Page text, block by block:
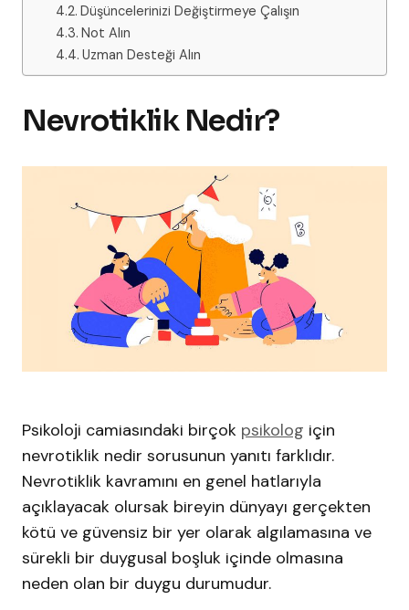
Düşüncelerinizi Değiştirmeye Çalışın
Not Alın
Uzman Desteği Alın
Nevrotiklik Nedir?
Psikoloji camiasındaki birçok psikolog için
nevrotiklik nedir sorusunun yanıtı farklıdır.
Nevrotiklik kavramını en genel hatlarıyla
açıklayacak olursak bireyin dünyayı gerçekten
kötü ve güvensiz bir yer olarak algılamasına ve
sürekli bir duygusal boşluk içinde olmasına
neden olan bir duygu durumudur.